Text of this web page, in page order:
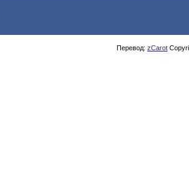
Перевод: zCarot